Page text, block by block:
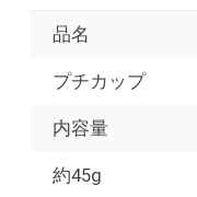
品名
プチカップ
内容量
約45g